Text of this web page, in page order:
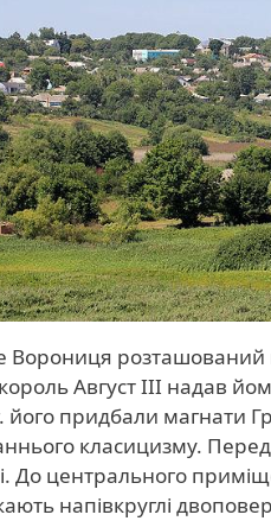
розташований
Август ІІІ надав
його придбали магнати
класицизму.
До центрального
напівкруглі